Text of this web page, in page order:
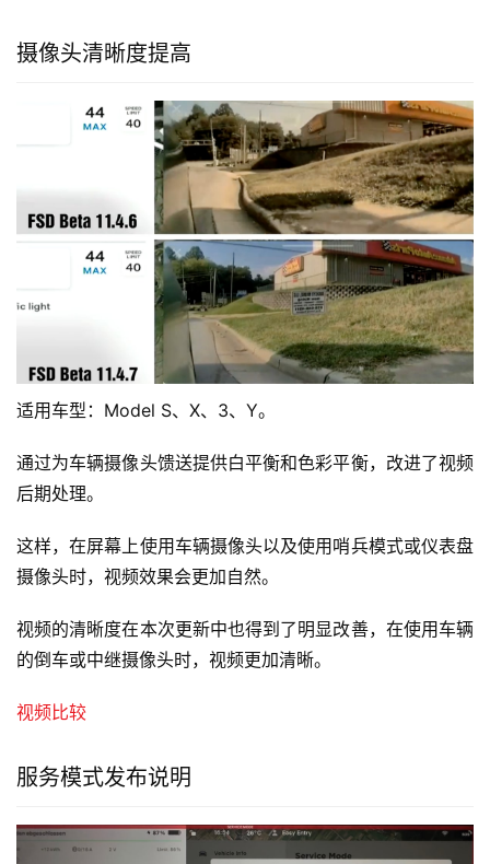
摄像头清晰度提高
适用车型：Model S、X、3、Y。
通过为车辆摄像头馈送提供白平衡和色彩平衡，改进了视频
后期处理。
这样，在屏幕上使用车辆摄像头以及使用哨兵模式或仪表盘
摄像头时，视频效果会更加自然。
视频的清晰度在本次更新中也得到了明显改善，在使用车辆
的倒车或中继摄像头时，视频更加清晰。
视频比较
服务模式发布说明